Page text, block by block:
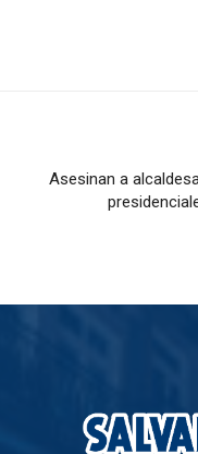
Asesinan a